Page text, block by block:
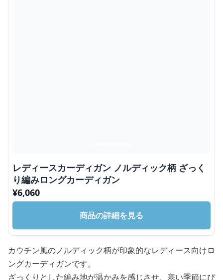
レディースカーディガン ノルディック柄 ざっく
り編みロングカーディガン
¥6,060
商品の詳細を見る
カウチン風のノルディック柄が印象的なレディース向けロ
ングカーディガンです。
ざっくりとした編み地が温かみを感じさせ、寒い季節にぴ